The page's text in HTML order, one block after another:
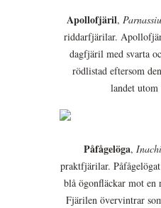
Apollofjäril,
riddarfjärilar.
dagfjäril med svarta
rödlistad eftersom
landet
Påfågelöga,
praktfjärilar.
blå ögonfläckar mot en
Fjärilen övervintrar